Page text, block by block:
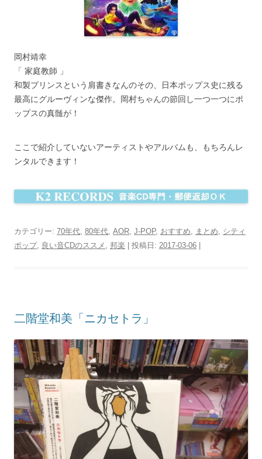
岡村靖幸
「 家庭教師 」
和製プリンスという肩書きなんのその、日本ポップス史に残る
最高にグルーヴィンな傑作。岡村ちゃんの節回し一つ一つにポ
ップスの真髄が！
ここで紹介していないアーティストやアルバムも、もちろんレ
ンタルできます！
カテゴリー: 70年代, 80年代, AOR, J-POP, おすすめ, まとめ, シティ
ポップ, 良い音CDのススメ , 邦楽 | 投稿日: 2017-03-06
二階堂和美「ニカセトラ」